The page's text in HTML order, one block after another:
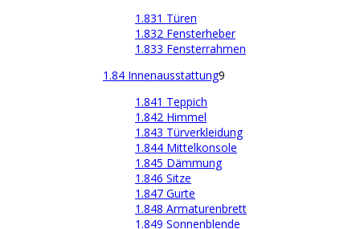
1.831 Türen
1.832 Fensterheber
1.833 Fensterrahmen
1.84 Innenausstattung9
1.841 Teppich
1.842 Himmel
1.843 Türverkleidung
1.844 Mittelkonsole
1.845 Dämmung
1.846 Sitze
1.847 Gurte
1.848 Armaturenbrett
1.849 Sonnenblende